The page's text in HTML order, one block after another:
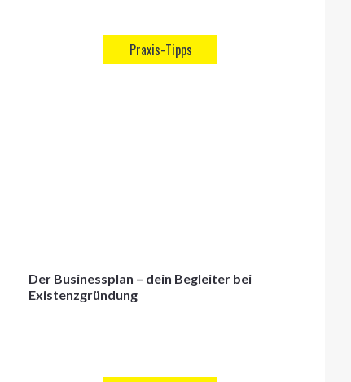
Praxis-Tipps
Der Businessplan – dein Begleiter bei
Existenzgründung